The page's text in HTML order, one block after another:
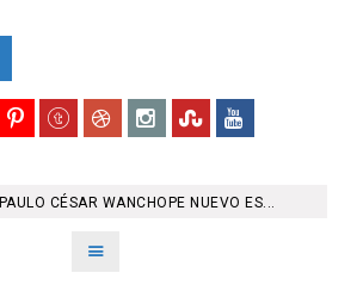
PAULO CÉSAR WANCHOPE NUEVO ES...